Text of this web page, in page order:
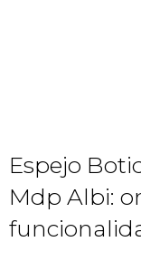
Espejo
Mdp Albi: